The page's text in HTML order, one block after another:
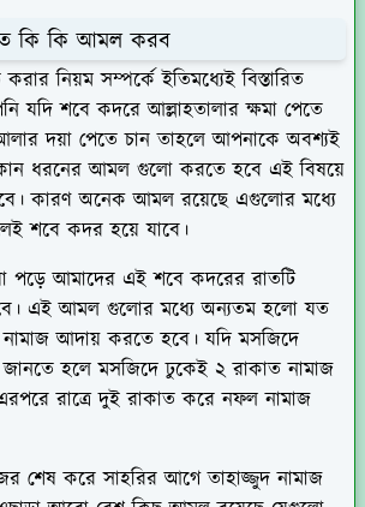
কি কি আমল করব
নিয়ম সম্পর্কে ইতিমধ্যেই বিস্তারিত
যদি শবে কদরে আল্লাহতালার ক্ষমা পেতে
দয়া পেতে চান তাহলে আপনাকে অবশ্যই
ধরনের আমল গুলো করতে হবে এই বিষয়ে
কারণ অনেক আমল রয়েছে এগুলোর মধ্যে
শবে কদর হয়ে যাবে।
পড়ে আমাদের এই শবে কদরের রাতটি
এই আমল গুলোর মধ্যে অন্যতম হলো যত
নামাজ আদায় করতে হবে। যদি মসজিদে
হলে মসজিদে ঢুকেই ২ রাকাত নামাজ
রাত্রে দুই রাকাত করে নফল নামাজ
শেষ করে সাহরির আগে তাহাজ্জুদ নামাজ